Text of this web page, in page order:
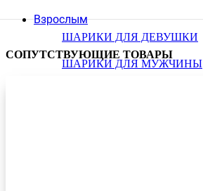
Взрослым
ШАРИКИ ДЛЯ ДЕВУШКИ
ШАРИКИ ДЛЯ МУЖЧИНЫ
СОПУТСТВУЮЩИЕ ТОВАРЫ